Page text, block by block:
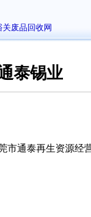
关废品回收网
泰锡业
市通泰再生资源经